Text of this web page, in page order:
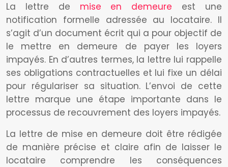
La lettre de mise en demeure est une
notification formelle adressée au locataire. Il
s’agit d’un document écrit qui a pour objectif de
le mettre en demeure de payer les loyers
impayés. En d’autres termes, la lettre lui rappelle
ses obligations contractuelles et lui fixe un délai
pour régulariser sa situation. L’envoi de cette
lettre marque une étape importante dans le
processus de recouvrement des loyers impayés.
La lettre de mise en demeure doit être rédigée
de manière précise et claire afin de laisser le
locataire comprendre les conséquences